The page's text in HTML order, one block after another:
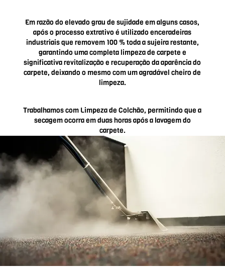
Em razão do elevado grau de sujidade em alguns casos,
após o processo extrativo é utilizado enceradeiras
industriais que removem 100 % toda a sujeira restante,
garantindo uma completa limpeza de carpete e
significativa revitalização e recuperação da aparência do
carpete, deixando o mesmo com um agradável cheiro de
limpeza.
Trabalhamos com Limpeza de Colchão, permitindo que a
secagem ocorra em duas horas após a lavagem do
carpete.